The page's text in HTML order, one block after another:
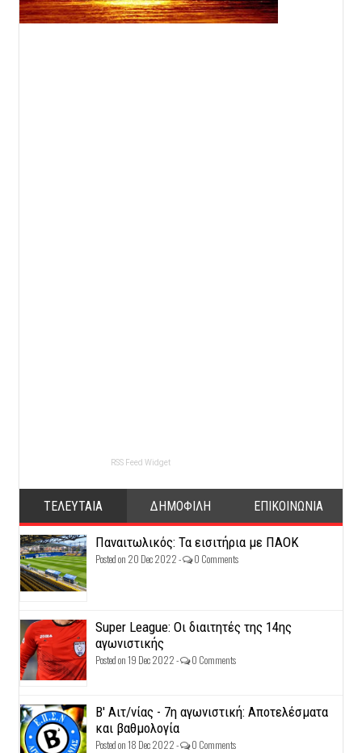
RSS Feed Widget
ΤΕΛΕΥΤΑΙΑ ΔΗΜΟΦΙΛΗ ΕΠΙΚΟΙΝΩΝΙΑ
Παναιτωλικός: Τα εισιτήρια με ΠΑΟΚ
Posted on 20 Dec 2022 - 0 Comments
Super League: Οι διαιτητές της 14ης
αγωνιστικής
Posted on 19 Dec 2022 - 0 Comments
Β' Αιτ/νίας - 7η αγωνιστική: Αποτελέσματα
και βαθμολογία
Posted on 18 Dec 2022 - 0 Comments